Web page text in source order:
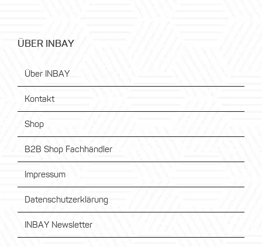
ÜBER INBAY
Über INBAY
Kontakt
Shop
B2B Shop Fachhändler
Impressum
Datenschutzerklärung
INBAY Newsletter